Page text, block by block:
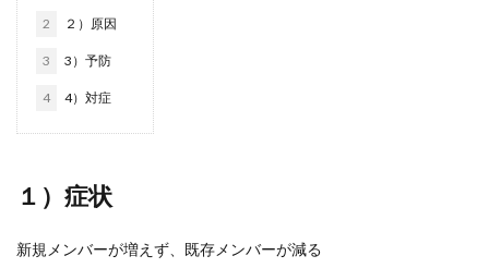
2 ２）原因
3 3）予防
4 4）対症
１）症状
新規メンバーが増えず、既存メンバーが減る